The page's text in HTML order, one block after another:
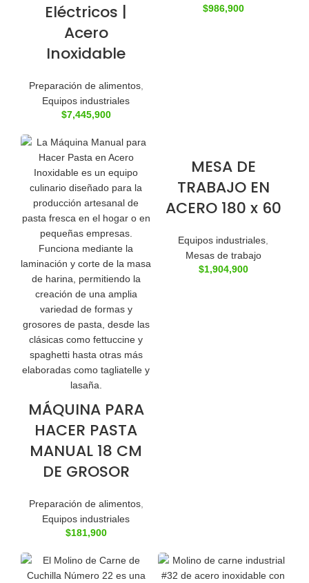
Eléctricos |
Acero
Inoxidable
Preparación de alimentos,
Equipos industriales
$7,445,900
$986,900
MÁQUINA PARA
HACER PASTA
MANUAL 18 CM
DE GROSOR
Preparación de alimentos,
Equipos industriales
$181,900
MESA DE
TRABAJO EN
ACERO 180 x 60
Equipos industriales,
Mesas de trabajo
$1,904,900